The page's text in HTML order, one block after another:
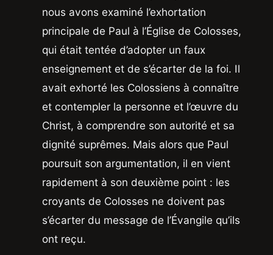
nous avons examiné l’exhortation
principale de Paul à l’Église de Colosses,
qui était tentée d’adopter un faux
enseignement et de s’écarter de la foi. Il
avait exhorté les Colossiens à connaître
et contempler la personne et l’œuvre du
Christ, à comprendre son autorité et sa
dignité suprêmes. Mais alors que Paul
poursuit son argumentation, il en vient
rapidement à son deuxième point : les
croyants de Colosses ne doivent pas
s’écarter du message de l’Évangile qu’ils
ont reçu.